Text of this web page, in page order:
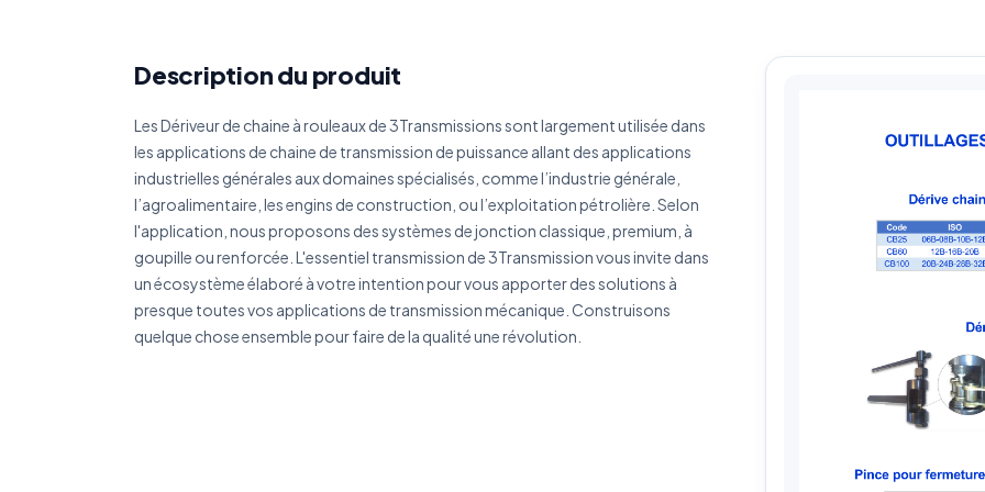
Description du produit
Les Dériveur de chaine à rouleaux de 3Transmissions sont largement utilisée dans
les applications de chaine de transmission de puissance allant des applications
industrielles générales aux domaines spécialisés, comme l’industrie générale,
l’agroalimentaire, les engins de construction, ou l’exploitation pétrolière. Selon
l'application, nous proposons des systèmes de jonction classique, premium, à
goupille ou renforcée. L'essentiel transmission de 3Transmission vous invite dans
un écosystème élaboré à votre intention pour vous apporter des solutions à
presque toutes vos applications de transmission mécanique. Construisons
quelque chose ensemble pour faire de la qualité une révolution.
Quantité estimée
Décrivez votre besoin
J'accepte que mes données soient utilisées pour traiter ma demande.
de confidentialité
Vos données sont protégées et ne seront jamais partagées